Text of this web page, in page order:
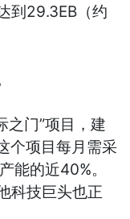
到29.3EB（约
之门”项目，建
个项目每月需采
能的近40%。
科技巨头也正